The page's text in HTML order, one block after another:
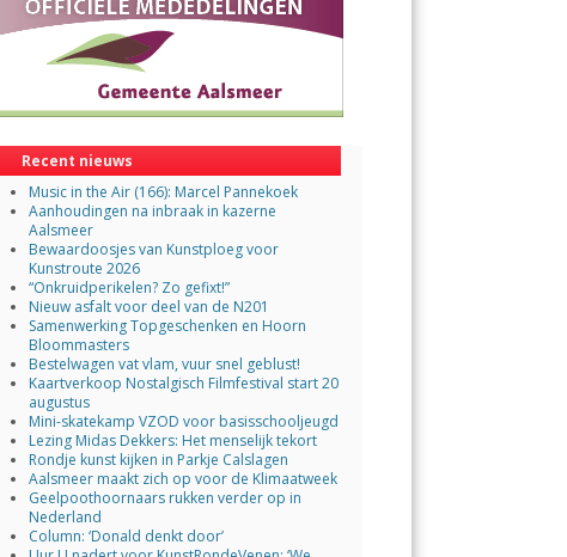
Recent nieuws
Music in the Air (166): Marcel Pannekoek
Aanhoudingen na inbraak in kazerne
Aalsmeer
Bewaardoosjes van Kunstploeg voor
Kunstroute 2026
“Onkruidperikelen? Zo gefixt!”
Nieuw asfalt voor deel van de N201
Samenwerking Topgeschenken en Hoorn
Bloommasters
Bestelwagen vat vlam, vuur snel geblust!
Kaartverkoop Nostalgisch Filmfestival start 20
augustus
Mini-skatekamp VZOD voor basisschooljeugd
Lezing Midas Dekkers: Het menselijk tekort
Rondje kunst kijken in Parkje Calslagen
Aalsmeer maakt zich op voor de Klimaatweek
Geelpoothoornaars rukken verder op in
Nederland
Column: ‘Donald denkt door’